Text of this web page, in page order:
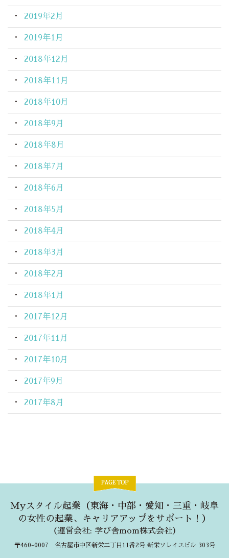
2019年2月
2019年1月
2018年12月
2018年11月
2018年10月
2018年9月
2018年8月
2018年7月
2018年6月
2018年5月
2018年4月
2018年3月
2018年2月
2018年1月
2017年12月
2017年11月
2017年10月
2017年9月
2017年8月
Myスタイル起業（東海・中部・愛知・三重・岐阜
の女性の起業、キャリアアップをサポート！）
（運営会社: 学び舎mom株式会社）
〒460-0007 名古屋市中区新栄二丁目11番2号 新栄ソレイユビル 303号